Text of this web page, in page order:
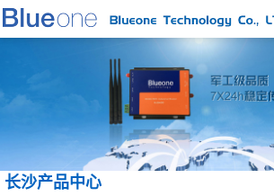
长沙产品中心